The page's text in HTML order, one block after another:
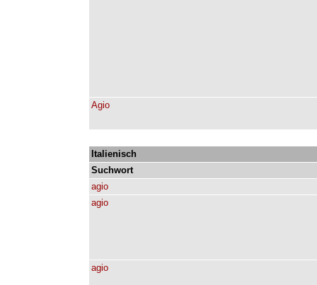
Agio
Italienisch
Suchwort
agio
agio
agio